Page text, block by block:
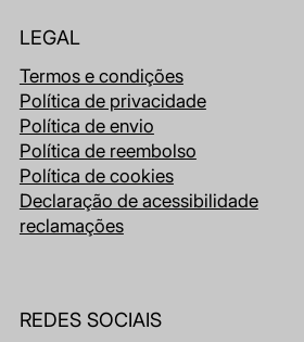
LEGAL
Termos e condições
Política de privacidade
Política de envio
Política de reembolso
Política de cookies
Declaração de acessibilidade
reclamações
REDES SOCIAIS